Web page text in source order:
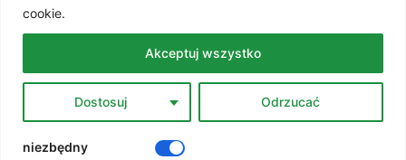
cookie.
Dostosuj Odrzucać
Akceptuj wszystko
niezbędny
Deklaracja dostępności
STANDARDY OCHRONY MAŁOLETNICH
Znajdź nas na portalach